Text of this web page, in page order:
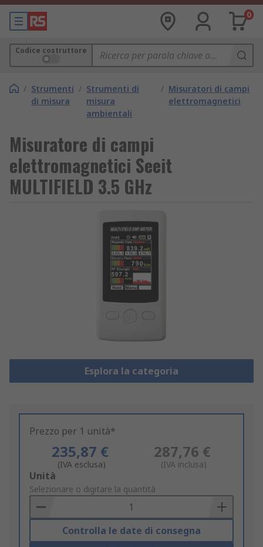
0
Codice costruttore
/ Strumenti
di misura
/ Strumenti di
misura
ambientali
/ Misuratori di campi
elettromagnetici
Misuratore di campi
elettromagnetici Seeit
MULTIFIELD 3.5 GHz
Esplora la categoria
Prezzo per 1 unità*
235,87 €
(IVA esclusa)
287,76 €
(IVA inclusa)
Add
to
Basket
Unità
Selezionare o digitare la quantità
Controlla le date di consegna